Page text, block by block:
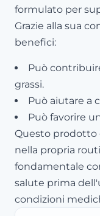
formulato per
Grazie alla sua
benefici:
Può
grassi.
Può aiutare a
Può favorire
Questo prodotto
nella propria
fondamentale
salute prima
condizioni